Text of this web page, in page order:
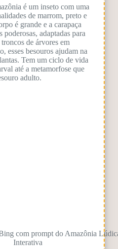
é um inseto com uma
de marrom, preto e
é grande e a carapaça
adaptadas para
de árvores em
esses besouros ajudam na
Tem um ciclo de vida
até a metamorfose que
adulto.
com prompt do Amazônia
Interativa